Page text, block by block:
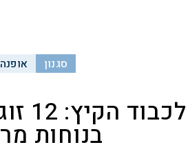
סגנון אופנה
בנוחות